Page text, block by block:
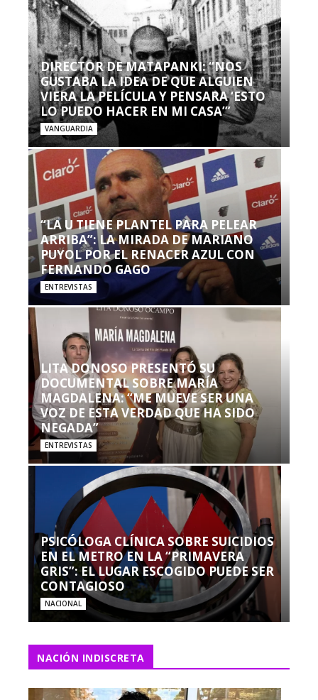
DIRECTOR DE MATAPANKI: “NOS
GUSTABA LA IDEA DE QUE ALGUIEN
VIERA LA PELÍCULA Y PENSARA ‘ESTO
LO PUEDO HACER EN MI CASA’”
VANGUARDIA
“LA U TIENE PLANTEL PARA PELEAR
ARRIBA”: LA MIRADA DE MARIANO
PUYOL POR EL RENACER AZUL CON
FERNANDO GAGO
ENTREVISTAS
LITA DONOSO PRESENTÓ SU
DOCUMENTAL SOBRE MARÍA
MAGDALENA: “ME MUEVE SER UNA
VOZ DE ESTA VERDAD QUE HA SIDO
NEGADA”
ENTREVISTAS
PSICÓLOGA CLÍNICA SOBRE SUICIDIOS
EN EL METRO EN LA “PRIMAVERA
GRIS”: EL LUGAR ESCOGIDO PUEDE SER
CONTAGIOSO
NACIONAL
NACIÓN INDISCRETA